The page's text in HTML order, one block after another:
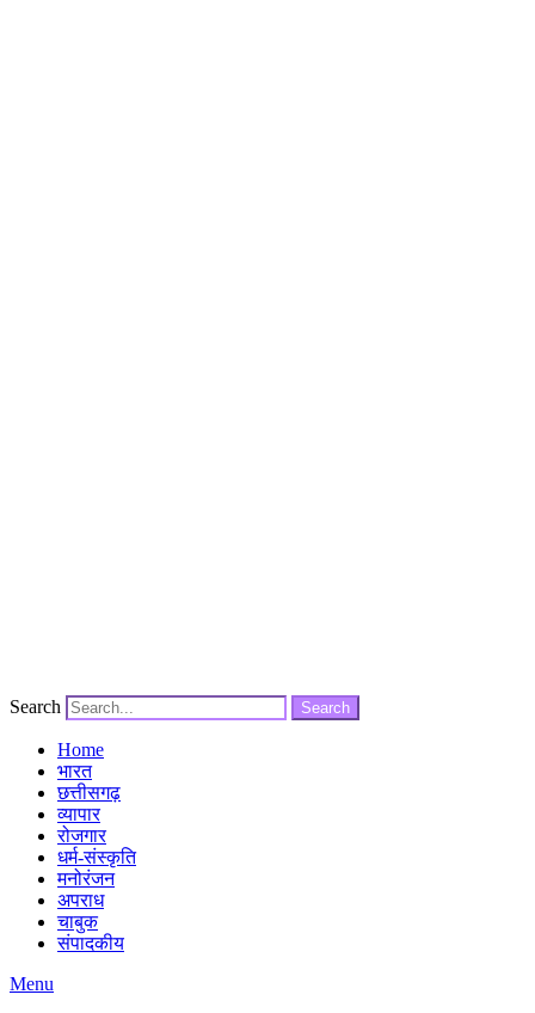
Search Search
Home
भारत
छत्तीसगढ़
व्यापार
रोजगार
धर्म-संस्कृति
मनोरंजन
अपराध
चाबुक
संपादकीय
Menu